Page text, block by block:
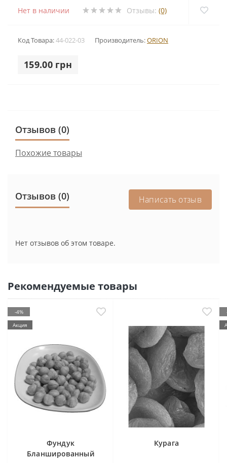
Нет в наличии Отзывы: (0)
Код Товара:44-022-03 Производитель:ORION
159.00 грн
Отзывов (0)
Похожие товары
Отзывов (0) Написать отзыв
Нет отзывов об этом товаре.
Рекомендуемые товары
-4%
Акция
Фундук
Бланшированный
Курага